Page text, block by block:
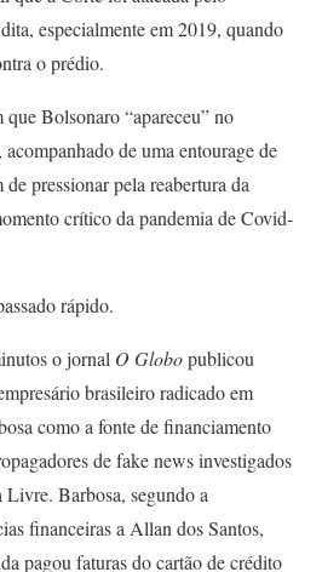
especialmente em 2019, quando
o prédio.
Bolsonaro “apareceu” no
de uma entourage de
pressionar pela reabertura da
crítico da pandemia de Covid-
rápido.
o jornal O Globopublicou
brasileiro radicado em
como a fonte de financiamento
de fake news investigados
Barbosa, segundo a
financeiras a Allan dos Santos,
pagou faturas do cartão de crédito